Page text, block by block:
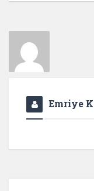
Emriye